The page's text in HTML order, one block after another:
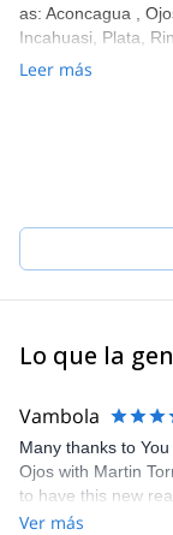
as: Aconcagua ,
Incahuasi, Plata,
The mountain can
us to self-
enough to take the
Leer más
Lo que la
Vambola
Many thanks to
Ojos with Martin
to have this new
Ver más